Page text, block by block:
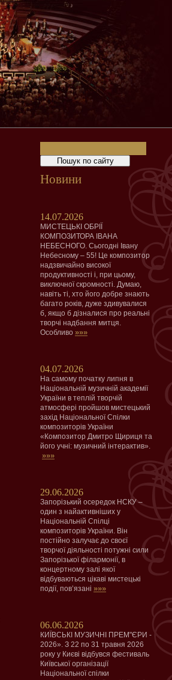
Новини
14.07.2026
МИСТЕЦЬКІ ОБРІЇ
КОМПОЗИТОРА ІВАНА
НЕБЕСНОГО. Сьогодні Івану
Небесному – 55! Це композитор
надзвичайно високої
продуктивності і, при цьому,
виключної скромності. Думаю,
навіть ті, хто його добре знають
багато років, дуже здивувалися
б, якщо б дізналися про реальні
творчі надбання митця.
Особливо »»»
04.07.2026
На самому початку липня в
Національній музичній академії
України в теплій творчій
атмосфері пройшов мистецький
захід Національної Спілки
композиторів України
«Композитор Дмитро Щириця та
його учні: музичний інтерактив».
»»»
29.06.2026
Запорізький осередок НСКУ –
один з найактивніших у
Національній Спілці
композиторів України. Він
постійно залучає до своєї
творчої діяльності потужні сили
Запорізької філармонії, в
концертному залі якої
відбуваються цікаві мистецькі
події, пов’язані »»»
06.06.2026
КИЇВСЬКІ МУЗИЧНІ ПРЕМ"ЄРИ -
2026». З 22 по 31 травня 2026
року у Києві відбувся фестиваль
Київської організації
Національної спілки